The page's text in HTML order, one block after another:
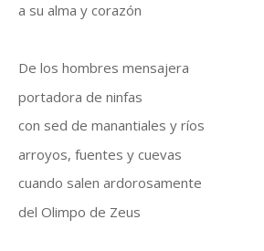
a su alma y corazón
De los hombres mensajera
portadora de ninfas
con sed de manantiales y ríos
arroyos, fuentes y cuevas
cuando salen ardorosamente
del Olimpo de Zeus